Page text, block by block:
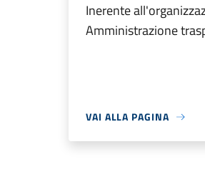
Inerente
Amministrazione
VAI ALLA PAGINA